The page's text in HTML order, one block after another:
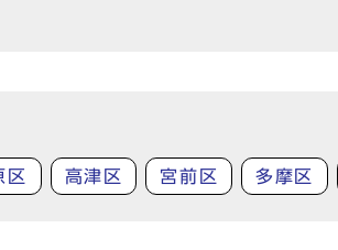
区 高津区 宮前区 多摩区